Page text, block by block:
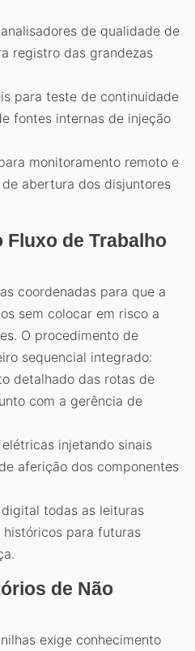
de qualidade de
registro das grandezas
para teste de continuidade
fontes internas de injeção
monitoramento remoto e
abertura dos disjuntores
Fluxo de Trabalho
coordenadas para que a
sem colocar em risco a
O procedimento de
sequencial integrado:
detalhado das rotas de
com a gerência de
injetando sinais
aferição dos componentes
todas as leituras
para futuras
de Não
exige conhecimento